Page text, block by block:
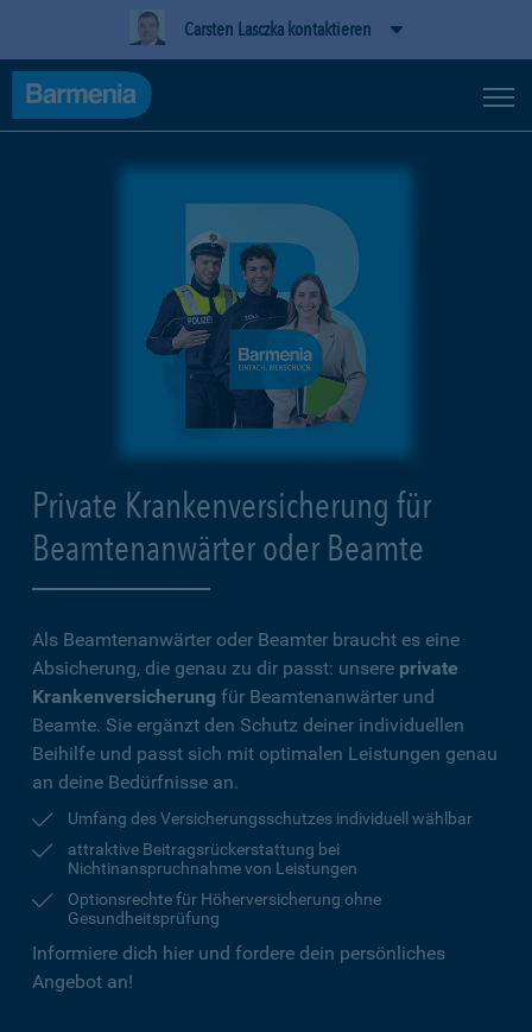
Carsten Lasczka kontaktieren
Private Krankenversicherung für
Beamtenanwärter oder Beamte
Als Beamtenanwärter oder Beamter braucht es eine
Absicherung, die genau zu dir passt: unsere private
Krankenversicherung für Beamtenanwärter und
Beamte. Sie ergänzt den Schutz deiner individuellen
Beihilfe und passt sich mit optimalen Leistungen genau
an deine Bedürfnisse an.
Umfang des Versicherungsschutzes individuell wählbar
attraktive Beitragsrückerstattung bei
Nichtinanspruchnahme von Leistungen
Optionsrechte für Höherversicherung ohne
Gesundheitsprüfung
Informiere dich hier und fordere dein persönliches
Angebot an!